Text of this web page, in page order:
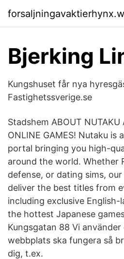
Bjerking
Kungshuset får nya
Fastighetssverige.se
Stadshem ABOUT NUTAKU
ONLINE GAMES! Nutaku is
portal bringing you high-
around the world. Whether
defense, or dating sims,
deliver the best titles from
including exclusive English-
the hottest Japanese
Kungsgatan 88 Vi
webbplats ska fungera så
dig, t.ex.